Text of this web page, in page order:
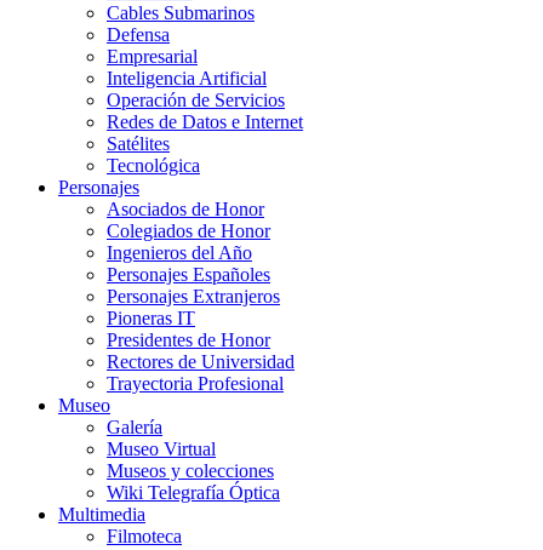
Cables Submarinos
Defensa
Empresarial
Inteligencia Artificial
Operación de Servicios
Redes de Datos e Internet
Satélites
Tecnológica
Personajes
Asociados de Honor
Colegiados de Honor
Ingenieros del Año
Personajes Españoles
Personajes Extranjeros
Pioneras IT
Presidentes de Honor
Rectores de Universidad
Trayectoria Profesional
Museo
Galería
Museo Virtual
Museos y colecciones
Wiki Telegrafía Óptica
Multimedia
Filmoteca